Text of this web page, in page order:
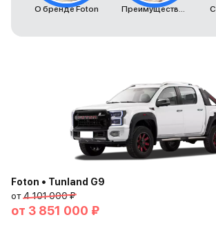
О бренде Foton Преимущества автомобилей Foton
Foton • Tunland G9
от4 101 000 ₽
от 3 851 000 ₽